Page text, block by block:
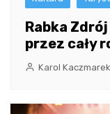
Rabka
przez cały
Karol Kaczmarek